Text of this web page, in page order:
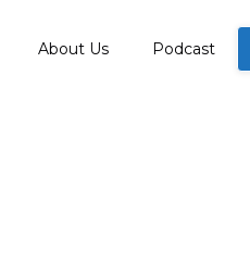
About Us Podcast